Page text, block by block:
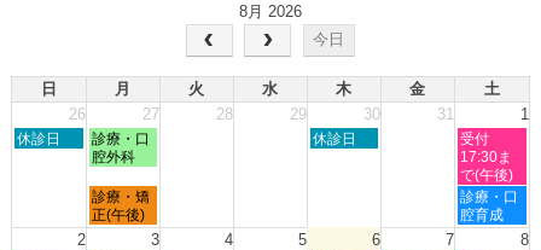
8月 2026
今日
日 月 火 水 木 金
土
26
27 28 29 30 31 1
日
26th
休診日
月
曜
7
月
27th
診療・口
腔外科
木
30th
休診日
土
曜
日,
8
月
1st
受付
17:30ま
で(午後)
月
曜
日,
診療・矯
正(午後)
土
曜
日,
診療・口
腔育成
2 3 4 5 6 7 8